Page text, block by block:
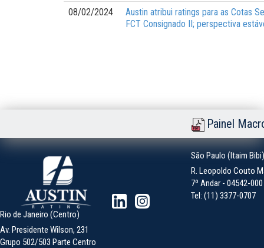
08/02/2024
Austin atribui ratings para as Cotas
FCT Consignado II; perspectiva
Painel
São Paulo (Itaim Bibi)
R. Leopoldo Couto
7º Andar - 04542-
Tel: (11) 3377-0707
Rio de Janeiro (Centro)
Av. Presidente Wilson, 231
Grupo 502/503 Parte Centro